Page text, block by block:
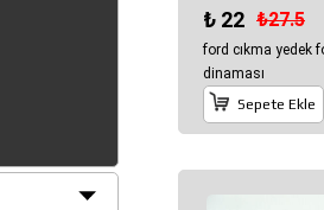
₺ 22 ₺27.5
ford cıkma yedek
dinaması
Sepete Ekle